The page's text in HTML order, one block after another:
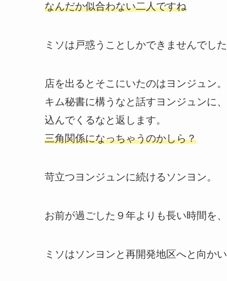
なんだか似合わない二人ですね
ミソは戸惑うことしかできませんでし
店を出るとそこにいたのはヨンジュン。
キム秘書に構うなと話すヨンジュンに
込んでくるなと返します。
三角関係になっちゃうのかしら？
苛立つヨンジュンに続けるソンヨン。
お前が過ごした９年よりも長い時間を
ミソはソンヨンと再開発地区へと向か